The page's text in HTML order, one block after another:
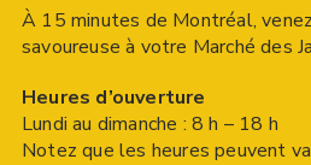
À 15 minutes de Montréal,
savoureuse à votre Marché des
Heures d’ouverture
Lundi au dimanche : 8 h – 18 h
Notez que les heures peuvent